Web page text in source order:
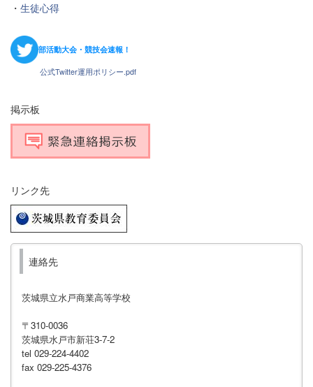
・ 生徒心得
部活動大会・競技会速報！
公式Twitter運用ポリシー.pdf
掲示板
リンク先
連絡先
茨城県立水戸商業高等学校
〒310-0036
茨城県水戸市新荘3-7-2
tel 029-224-4402
fax 029-225-4376